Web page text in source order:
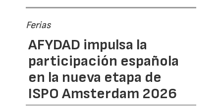
Ferias
AFYDAD impulsa la
participación española
en la nueva etapa de
ISPO Amsterdam 2026